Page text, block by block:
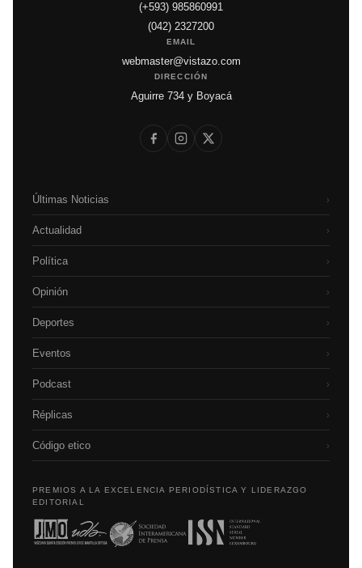
(+593) 985860991
(042) 2327200
EMAIL
webmaster@vistazo.com
DIRECCIÓN
Aguirre 734 y Boyacá
Últimas Noticias ›
Actualidad ›
Política ›
Opinión ›
Deportes ›
Eventos ›
Podcast ›
Réplicas ›
Código etico ›
PREMIOS A LA EXCELENCIA PERIODÍSTICA Y LIDERAZGO
EDITORIAL